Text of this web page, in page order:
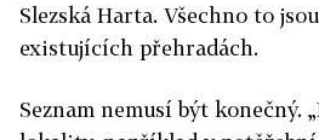
Slezská Harta. Všechno to
existujících přehradách.
Seznam nemusí být konečný.